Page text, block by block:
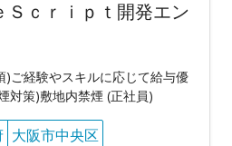
Ｓｃｒｉｐｔ開発エン
)ご経験やスキルに応じて給与優
対策)敷地内禁煙 (正社員)
大阪市中央区